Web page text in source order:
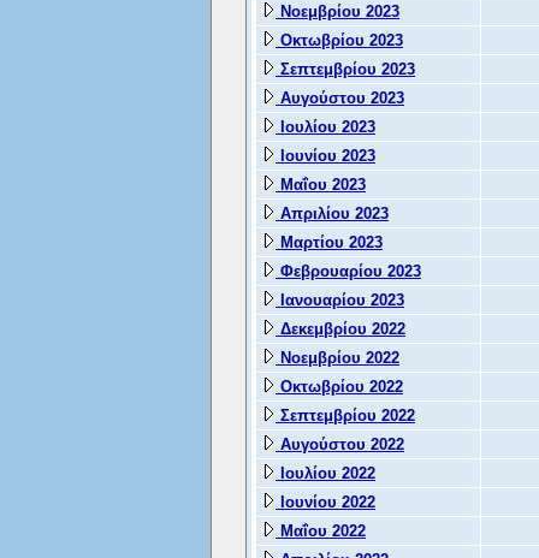
Νοεμβρίου 2023
Οκτωβρίου 2023
Σεπτεμβρίου 2023
Αυγούστου 2023
Ιουλίου 2023
Ιουνίου 2023
Μαΐου 2023
Απριλίου 2023
Μαρτίου 2023
Φεβρουαρίου 2023
Ιανουαρίου 2023
Δεκεμβρίου 2022
Νοεμβρίου 2022
Οκτωβρίου 2022
Σεπτεμβρίου 2022
Αυγούστου 2022
Ιουλίου 2022
Ιουνίου 2022
Μαΐου 2022